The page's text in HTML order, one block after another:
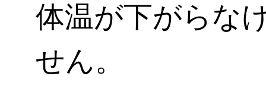
体温が下がらな
せん。